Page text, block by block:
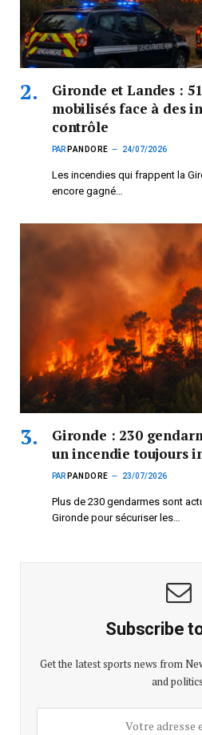
Gironde et Landes :
mobilisés face à des
contrôle
PAR PANDORE 24/07/2026
Les incendies qui frappent la
encore gagné…
Gironde : 230
un incendie toujours
PAR PANDORE 23/07/2026
Plus de 230 gendarmes sont
Gironde pour sécuriser les…
Subscribe
Get the latest sports news from
and